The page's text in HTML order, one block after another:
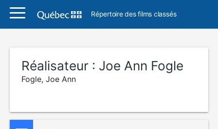
Répertoire des films classés
Réalisateur : Joe Ann Fogle
Fogle, Joe Ann